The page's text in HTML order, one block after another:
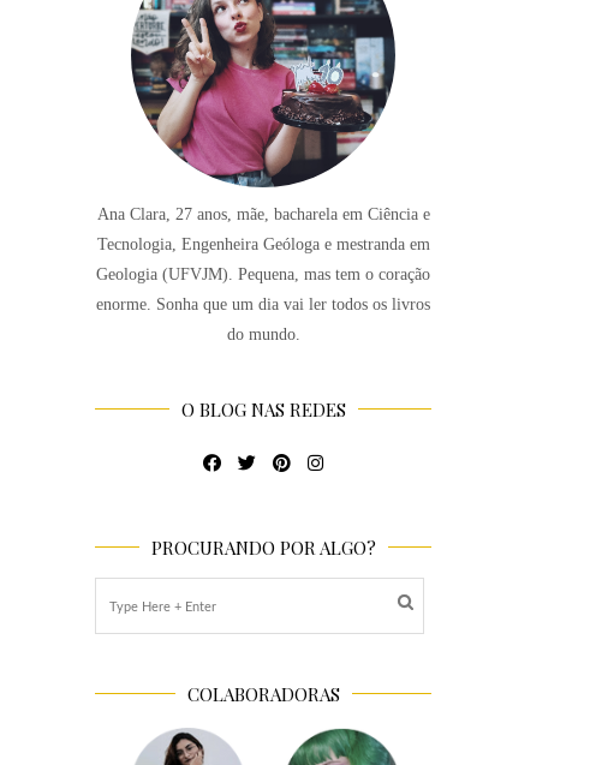
Ana Clara, 27 anos, mãe, bacharela em Ciência e
Tecnologia, Engenheira Geóloga e mestranda em
Geologia (UFVJM). Pequena, mas tem o coração
enorme. Sonha que um dia vai ler todos os livros
do mundo.
O BLOG NAS REDES
PROCURANDO POR ALGO?
COLABORADORAS